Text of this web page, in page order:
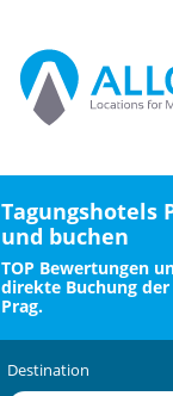
Tagungshotels
und buchen
TOP Bewertungen
direkte Buchung
Prag.
Destination